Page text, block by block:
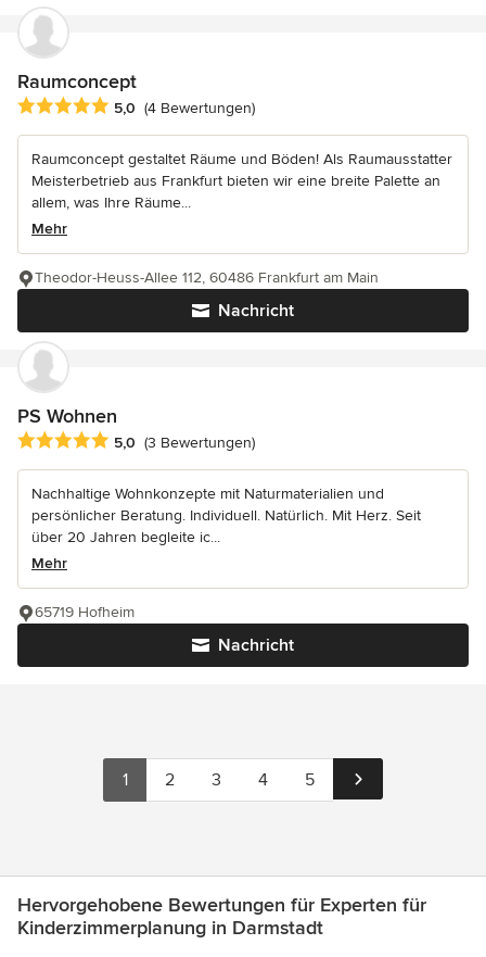
Raumconcept
Durchschnittliche Bewertung: 5 von 5 Sternen
5,0 (4 Bewertungen)
Raumconcept gestaltet Räume und Böden! Als Raumausstatter
Meisterbetrieb aus Frankfurt bieten wir eine breite Palette an
allem, was Ihre Räume...
Mehr
Nachricht
Theodor-Heuss-Allee 112, 60486 Frankfurt am Main
PS Wohnen
Durchschnittliche Bewertung: 5 von 5 Sternen
5,0 (3 Bewertungen)
Nachhaltige Wohnkonzepte mit Naturmaterialien und
persönlicher Beratung. Individuell. Natürlich. Mit Herz. Seit
über 20 Jahren begleite ic...
Mehr
Nachricht
65719 Hofheim
1 2 3 4 5
Hervorgehobene Bewertungen für Experten für
Kinderzimmerplanung in Darmstadt